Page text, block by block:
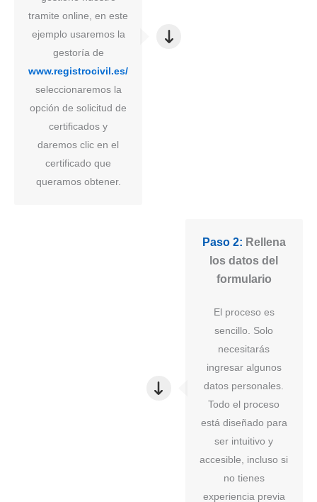
tramite online, en este
ejemplo usaremos la
gestoría de
www.registrocivil.es/
seleccionaremos la
opción de solicitud de
certificados y
daremos clic en el
certificado que
queramos obtener.
Paso 2: Rellena
los datos del
formulario
El proceso es
sencillo. Solo
necesitarás
ingresar algunos
datos personales.
Todo el proceso
está diseñado para
ser intuitivo y
accesible, incluso si
no tienes
experiencia previa